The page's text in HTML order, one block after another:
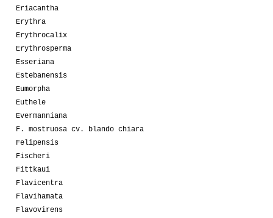
Eriacantha
Erythra
Erythrocalix
Erythrosperma
Esseriana
Estebanensis
Eumorpha
Euthele
Evermanniana
F. mostruosa cv. blando chiara
Felipensis
Fischeri
Fittkaui
Flavicentra
Flavihamata
Flavovirens